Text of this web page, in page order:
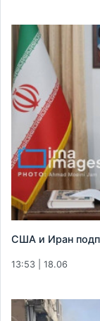
США и Иран
13:53 | 18.06